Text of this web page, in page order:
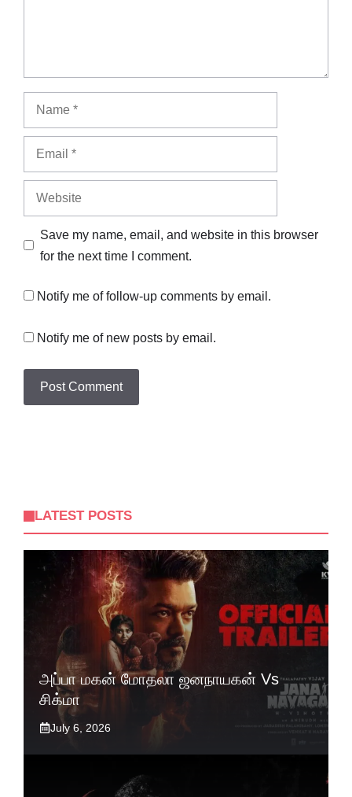
Name
Email
Website
Save my name, email, and website in this browser
for the next time I comment.
Notify me of follow-up comments by email.
Notify me of new posts by email.
LATEST POSTS
அப்பா மகன் மோதலா ஜனநாயகன் Vs
சிக்மா
July 6, 2026